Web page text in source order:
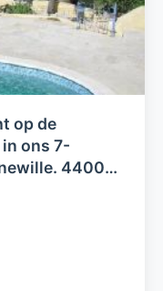
op de
ons 7-
4400